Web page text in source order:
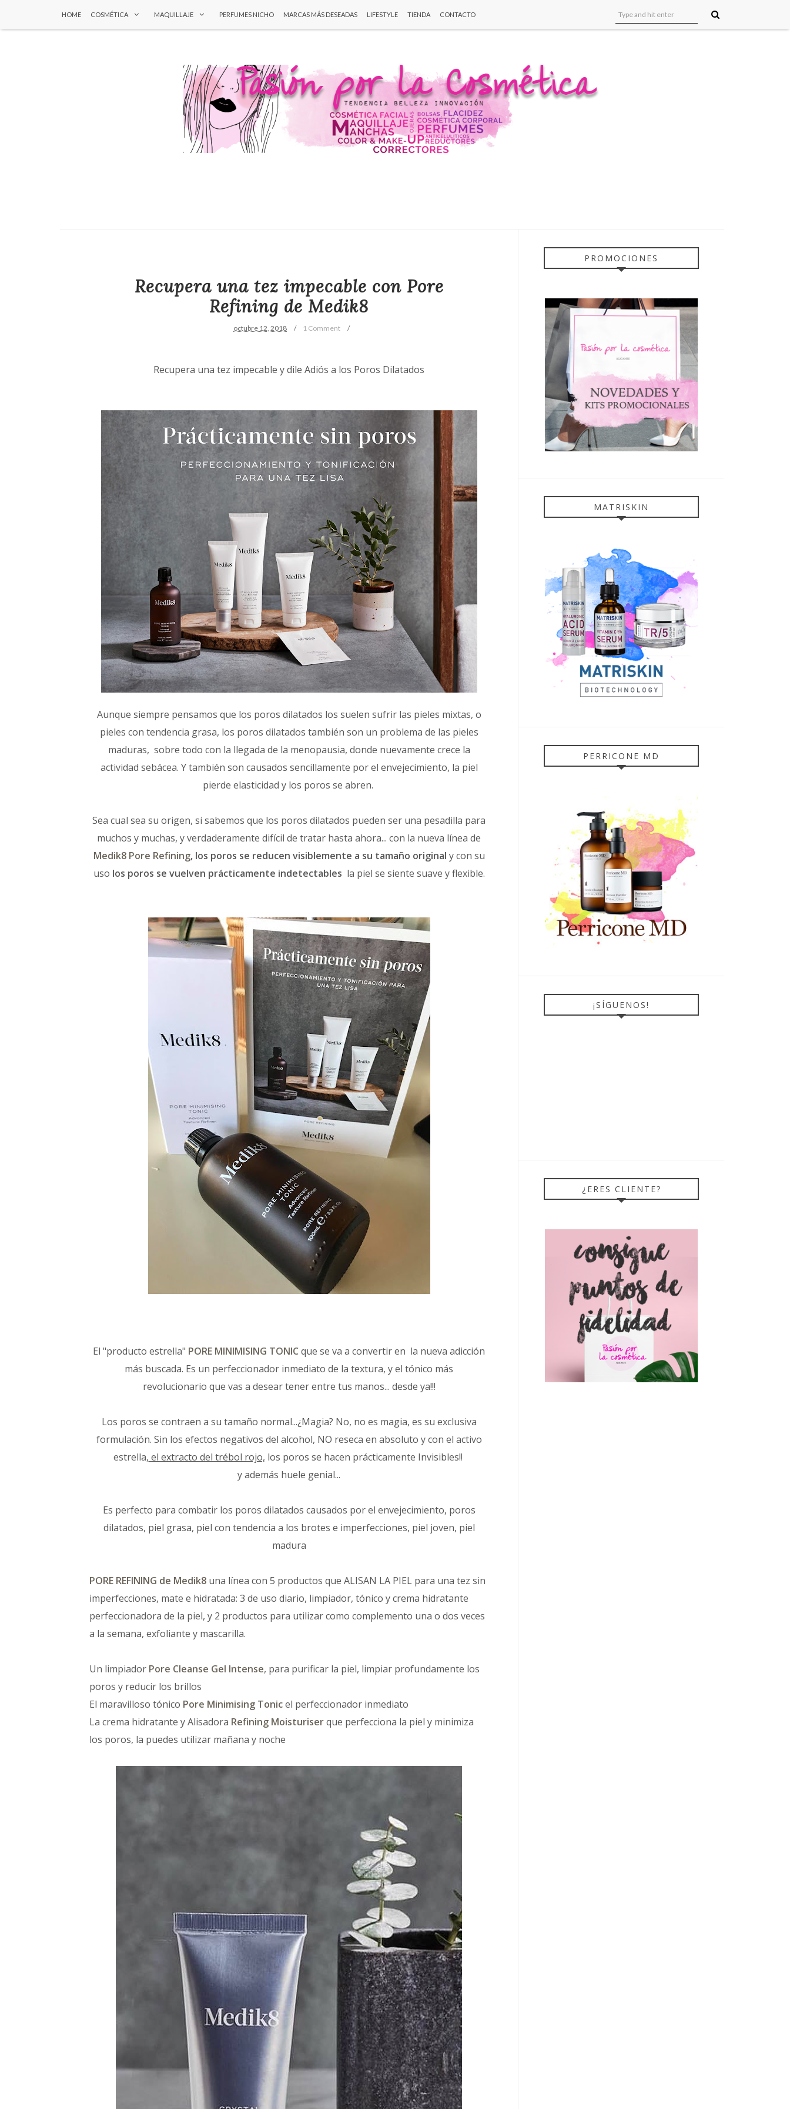
HOME COSMÉTICA MAQUILLAJE PERFUMES NICHO MARCAS MÁS DESEADAS LIFESTYLE TIENDA CONTACTO
Recupera una tez impecable con Pore
Refining de Medik8
octubre 12, 2018 1 Comment
Recupera una tez impecable y dile Adiós a los Poros Dilatados
Aunque siempre pensamos que los poros dilatados los suelen sufrir las pieles mixtas, o
pieles con tendencia grasa, los poros dilatados también son un problema de las pieles
maduras, sobre todo con la llegada de la menopausia, donde nuevamente crece la
actividad sebácea. Y también son causados sencillamente porel envejecimiento, la piel
pierde elasticidad y los poros se abren.
Sea cual sea su origen, si sabemos que los poros dilatados pueden ser una pesadilla para
muchos y muchas, y verdaderamente difícil de tratar hasta ahora... con la nueva línea de
Medik8 Pore Refining, los poros se reducen visiblemente a su tamaño original y con su
uso los poros se vuelven prácticamente indetectables la piel se siente suave y flexible.
El "producto estrella" PORE MINIMISING TONIC que se va a convertir en la nueva adicción
más buscada. Es un perfeccionador inmediato de la textura, y el tónico más
revolucionario que vas a desear tener entre tus manos... desde ya!!!
Los poros se contraen a su tamaño normal...¿Magia? No, no es magia, es su exclusiva
formulación. Sin los efectos negativos del alcohol, NO reseca en absoluto y con el activo
estrella, el extracto del trébol rojo, los poros se hacen prácticamente Invisibles!!
y además huele genial...
Es perfecto para combatir los poros dilatados causados por el envejecimiento, poros
dilatados, piel grasa, piel con tendencia a los brotes e imperfecciones, piel joven, piel
madura
PORE REFINING de Medik8 una línea con 5 productos que ALISAN LA PIEL para una tez sin
imperfecciones, mate e hidratada: 3 de uso diario, limpiador, tónico y crema hidratante
perfeccionadora de la piel, y 2 productos para utilizar como complemento una o dos veces
a la semana, exfoliante y mascarilla.
Un limpiador Pore Cleanse Gel Intense, para purificar la piel, limpiar profundamente los
poros y reducir los brillos
El maravilloso tónico Pore Minimising Tonicel perfeccionador inmediato
La crema hidratante y Alisadora Refining Moisturiserque perfecciona la piel y minimiza
los poros, la puedes utilizar mañana y noche
PROMOCIONES
MATRISKIN
PERRICONE MD
¡SÍGUENOS!
¿ERES CLIENTE?